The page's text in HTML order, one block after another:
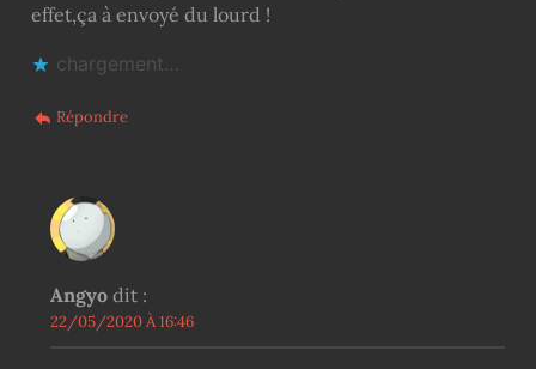
effet,ça à envoyé du lourd !
chargement…
Répondre
Angyo dit :
22/05/2020 À 16:46